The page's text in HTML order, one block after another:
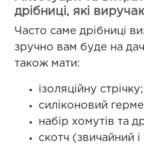
дрібниці, які
Часто саме дрібниці
зручно вам буде на
також мати:
ізоляційну стрічку;
силіконовий
набір хомутів та
скотч (звичайний